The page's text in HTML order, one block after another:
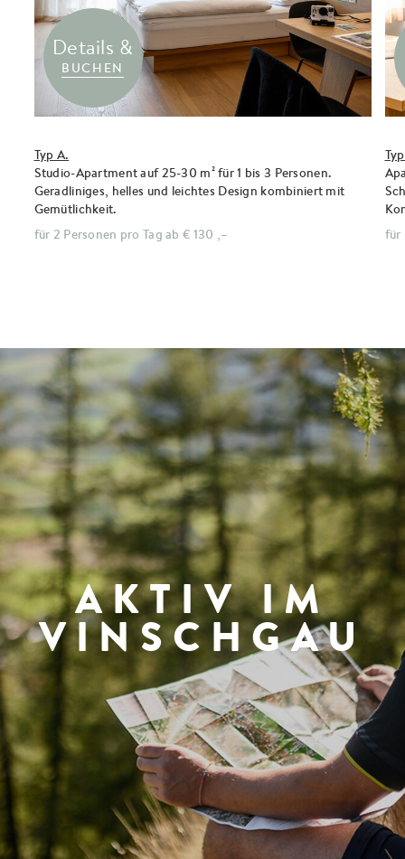
Details &
BUCHEN
Typ A.
Studio-Apartment auf 25-30 m² für 1 bis 3 Personen.
Geradliniges, helles und leichtes Design kombiniert mit
Gemütlichkeit.
für 2 Personen pro Tag ab € 130 ,–
für
AKTIV IM
VINSCHGAU